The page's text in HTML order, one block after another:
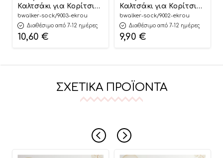
Καλτσάκι για Κορίτσι
Εκρού 9003
bwalker-sock/9003-ekrou
Διαθέσιμο από 7-12 ημέρες
10,60 €
Καλτσάκι για Κορίτσι
Εκρού 9002
bwalker-sock/9002-ekrou
Διαθέσιμο από 7-12 ημέρες
9,90 €
ΣΧΕΤΙΚΆ ΠΡΟΪΌΝΤΑ